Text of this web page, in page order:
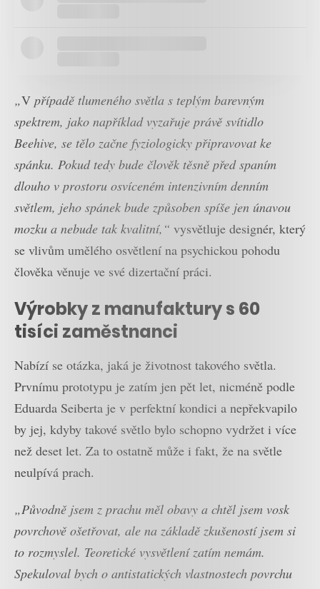
„V případě tlumeného světla s teplým barevným
spektrem, jako například vyzařuje právě svítidlo
Beehive, se tělo začne fyziologicky připravovat ke
spánku. Pokud tedy bude člověk těsně před spaním
dlouho v prostoru osvíceném intenzivním denním
světlem, jeho spánek bude způsoben spíše jen únavou
mozku a nebude tak kvalitní,“ vysvětluje designér, který
se vlivům umělého osvětlení na psychickou pohodu
člověka věnuje ve své dizertační práci.
Výrobky z manufaktury s 60
tisíci zaměstnanci
Nabízí se otázka, jaká je životnost takového světla.
Prvnímu prototypu je zatím jen pět let, nicméně podle
Eduarda Seiberta je v perfektní kondici a nepřekvapilo
by jej, kdyby takové světlo bylo schopno vydržet i více
než deset let. Za to ostatně může i fakt, že na světle
neulpívá prach.
„Původně jsem z prachu měl obavy a chtěl jsem vosk
povrchově ošetřovat, ale na základě zkušeností jsem si
to rozmyslel. Teoretické vysvětlení zatím nemám.
Spekuloval bych o antistatických vlastnostech povrchu